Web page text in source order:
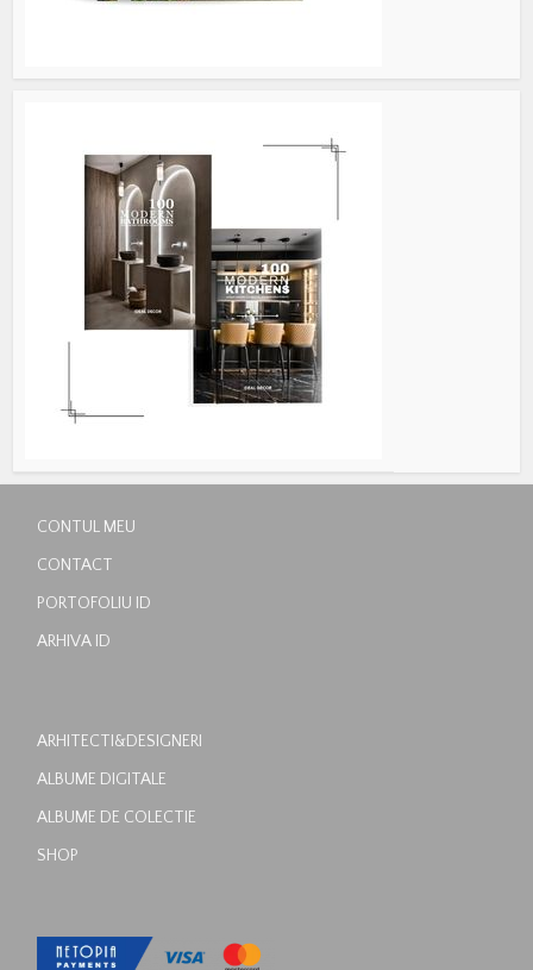
CONTUL MEU
CONTACT
PORTOFOLIU ID
ARHIVA ID
ARHITECTI&DESIGNERI
ALBUME DIGITALE
ALBUME DE COLECTIE
SHOP